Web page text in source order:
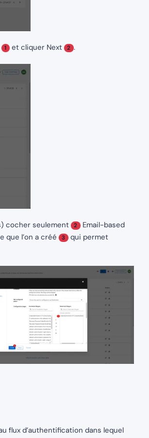
1 et cliquer Next 2 .
cocher seulement 2 Email-based
que l’on a créé
3 qui permet
flux d’authentification dans lequel